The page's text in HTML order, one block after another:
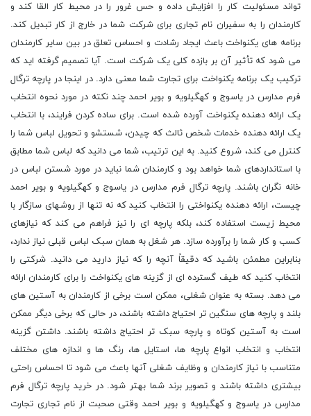
تواند مسئولیت کار را افزایش داده و حس غرور را در محیط کار القا کند و
کارمندان را به سفیران نام تجاری برای شرکت شما در خارج از کار تبدیل کند.
برنامه های یکنواخت باعث ایجاد رشادت و احساس تعلق در بین سایر کارمندان
می شود که تأثیر آن بر بازده کلی یک شرکت است. آیا تصمیم گرفته اید که
ترکیب یک برنامه یکنواخت برای تجارت شما معنی دارد. در اینجا در پارچه ترگال
فرم مدارس در یاسوج و کهگیلویه و بویر احمد چند نکته در مورد نحوه انتخاب
یک ارائه دهنده یکنواخت آورده شده است. برای ساده کردن فرایند، با انتخاب
یک ارائه دهنده خدمات شخص ثالث که چیدن، شستشو و تحویل لباس شما را
کنترل می کند، شروع کنید. به این ترتیب، شما می دانید که لباس شما مطابق
با استانداردهای شما خواهد بود و کارمندان شما نباید در مورد شستن لباس در
خانه نگران باشند. پارچه ترگال فرم مدارس در یاسوج و کهگیلویه و بویر احمد
چیست، ارائه دهنده یکنواختی را انتخاب کنید که نه تنها از روشهای سازگار با
محیط زیست استفاده کند، بلکه پارچه ای را نیز فراهم می کند که نیازهای
کسب و کار شما را برآورده سازد. هر شغل به همان سبک لباس قبلی نیاز ندارد،
بنابراین مطمئن باشید که دقیقاً آنچه را که نیاز دارید می دانید. شرکتی را
انتخاب کنید که طیف گسترده ای از گزینه های یکنواخت را برای کارمندان ارائه
می دهد. بسته به عنوان شغلی، ممکن است برخی از کارمندان به آستین های
بلند و پارچه های سنگین تر احتیاج داشته باشند، در حالی که برخی دیگر ممکن
است به آستین کوتاه و پارچه سبک تر احتیاج داشته باشند. داشتن گزینه
انتخاب و انتخاب انواع پارچه ها، استایل ها، رنگ ها و اندازه های مختلف
متناسب با نیاز کارمندان و وظایف شغلی آنها باعث می شود تا احساس راحتی
بیشتری داشته باشند و تصویر برند شما بهتر شود. در خرید پارچه ترگال فرم
مدارس در یاسوج و کهگیلویه و بویر احمد وقتی صحبت از نام تجاری تجارت